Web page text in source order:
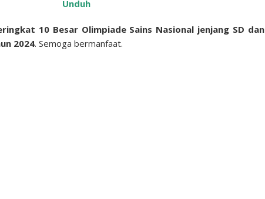
Unduh
10 Besar Olimpiade Sains Nasional jenjang SD dan
2024. Semoga bermanfaat.